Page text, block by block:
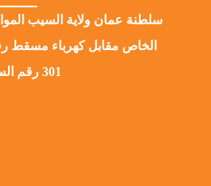
سلطنة عمان ولاية السيب
301 رقم السكة 121